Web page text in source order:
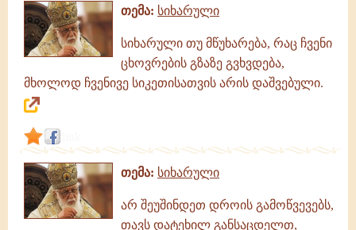
თემა: სიხარული
სიხარული თუ მწუხარება, რაც ჩვენი
ცხოვრების გზაზე გვხვდება,
მხოლოდ ჩვენივე სიკეთისათვის არის დაშვებული.
თემა: სიხარული
არ შეუშინდეთ დროის გამოწვევებს,
თავს დატეხილ განსაცდელთ,